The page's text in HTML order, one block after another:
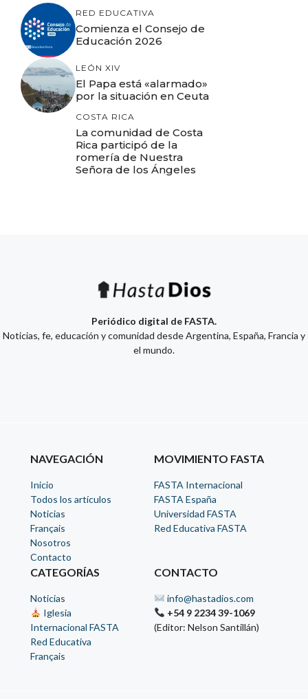
RED EDUCATIVA
Comienza el Consejo de
Educación 2026
LEÓN XIV
El Papa está «alarmado»
por la situación en Ceuta
COSTA RICA
La comunidad de Costa
Rica participó de la
romería de Nuestra
Señora de los Ángeles
Periódico digital de FASTA.
Noticias, fe, educación y comunidad desde Argentina, España, Francia y
el mundo.
NAVEGACIÓN
Inicio
Todos los artículos
Noticias
Français
Nosotros
Contacto
MOVIMIENTO FASTA
FASTA Internacional
FASTA España
Universidad FASTA
Red Educativa FASTA
CATEGORÍAS
Noticias
Iglesia
Internacional FASTA
Red Educativa
Français
CONTACTO
info@hastadios.com
+54 9 2234 39-1069
(Editor: Nelson Santillán)